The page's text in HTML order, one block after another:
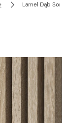
oferty lub
do listy
Lamel Dąb